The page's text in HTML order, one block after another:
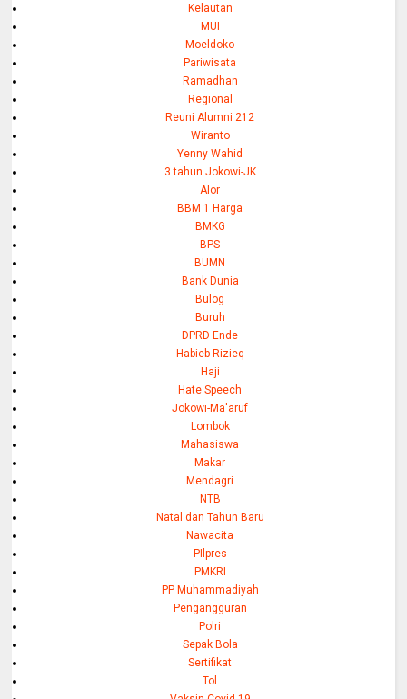
Kelautan
MUI
Moeldoko
Pariwisata
Ramadhan
Regional
Reuni Alumni 212
Wiranto
Yenny Wahid
3 tahun Jokowi-JK
Alor
BBM 1 Harga
BMKG
BPS
BUMN
Bank Dunia
Bulog
Buruh
DPRD Ende
Habieb Rizieq
Haji
Hate Speech
Jokowi-Ma'aruf
Lombok
Mahasiswa
Makar
Mendagri
NTB
Natal dan Tahun Baru
Nawacita
PIlpres
PMKRI
PP Muhammadiyah
Pengangguran
Polri
Sepak Bola
Sertifikat
Tol